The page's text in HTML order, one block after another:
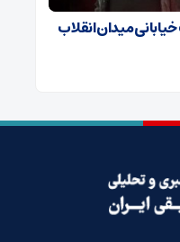
میدان انقلاب